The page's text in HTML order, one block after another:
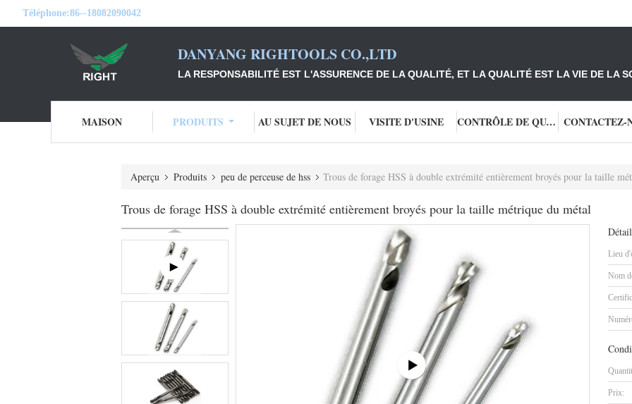
Téléphone:86--18082090042
DANYANG RIGHTOOLS CO.,LTD
LA RESPONSABILITÉ EST L'ASSURENCE DE LA QUALITÉ, ET LA QUALITÉ EST LA VIE DE LA
MAISON PRODUITS AU SUJET DE NOUS VISITE D'USINE CONTRÔLE DE QUALITÉ CONTACTEZ-
Aperçu Produits peu de perceuse de hss Trous de forage HSS à double extrémité entièrement broyés pour la taille
Trous de forage HSS à double extrémité entièrement broyés pour la taille métrique du métal
Lieu
Nom
Prix: